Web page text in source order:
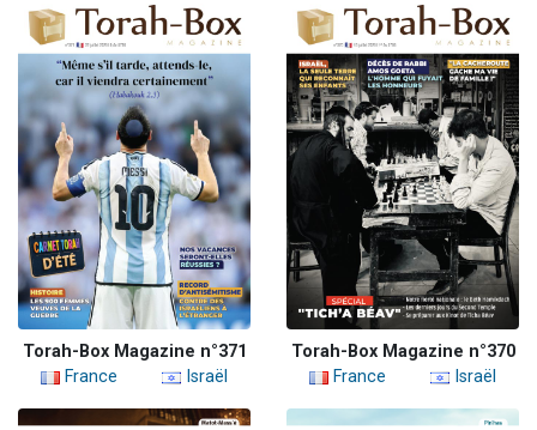
Torah-Box Magazine n°371
France
Israël
Torah-Box Magazine n°370
France
Israël